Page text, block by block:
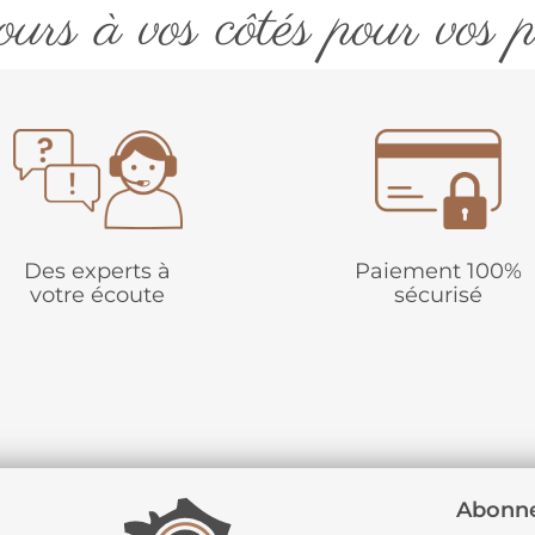
à vos côtés pour vos
Des experts à
votre écoute
Paiement 100%
sécurisé